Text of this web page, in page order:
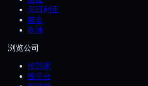
尼日利亚
南非
欧洲
浏览公司
按国家
按平台